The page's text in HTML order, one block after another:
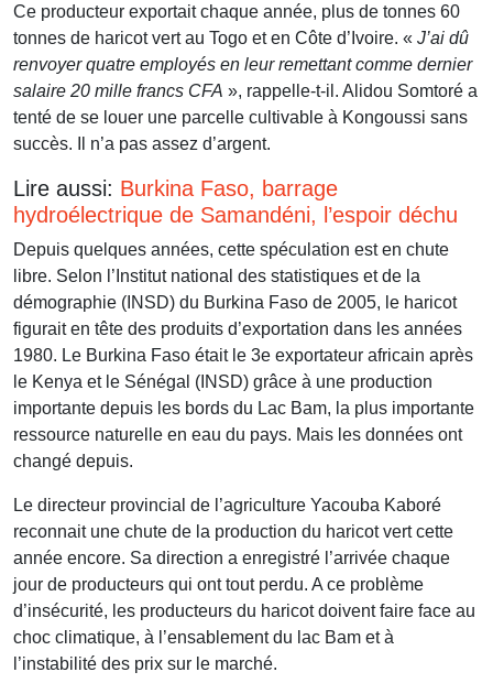
Ce producteur exportait chaque année, plus de tonnes 60
tonnes de haricot vert au Togo et en Côte d’Ivoire. « J’ai dû
renvoyer quatre employés en leur remettant comme dernier
salaire 20 mille francs CFA », rappelle-t-il. Alidou Somtoré a
tenté de se louer une parcelle cultivable à Kongoussi sans
succès. Il n’a pas assez d’argent.
Lire aussi: Burkina Faso, barrage
hydroélectrique de Samandéni, l’espoir déchu
Depuis quelques années, cette spéculation est en chute
libre. Selon l’Institut national des statistiques et de la
démographie (INSD) du Burkina Faso de 2005, le haricot
figurait en tête des produits d’exportation dans les années
1980. Le Burkina Faso était le 3e exportateur africain après
le Kenya et le Sénégal (INSD) grâce à une production
importante depuis les bords du Lac Bam, la plus importante
ressource naturelle en eau du pays. Mais les données ont
changé depuis.
Le directeur provincial de l’agriculture Yacouba Kaboré
reconnait une chute de la production du haricot vert cette
année encore. Sa direction a enregistré l’arrivée chaque
jour de producteurs qui ont tout perdu. A ce problème
d’insécurité, les producteurs du haricot doivent faire face au
choc climatique, à l’ensablement du lac Bam et à
l’instabilité des prix sur le marché.